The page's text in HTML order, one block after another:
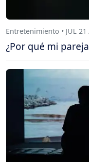
Entretenimiento • JUL 21
¿Por qué mi